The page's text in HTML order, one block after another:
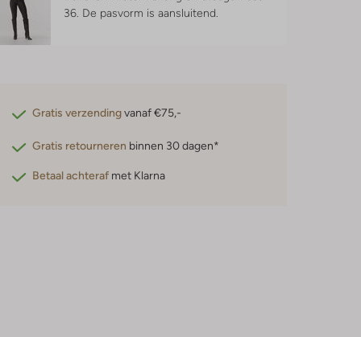
36. De pasvorm isaansluitend
Gratis verzendingvanaf €75,-
Gratis retourneren binnen 30 dagen*
Betaal achteraf met Klarna